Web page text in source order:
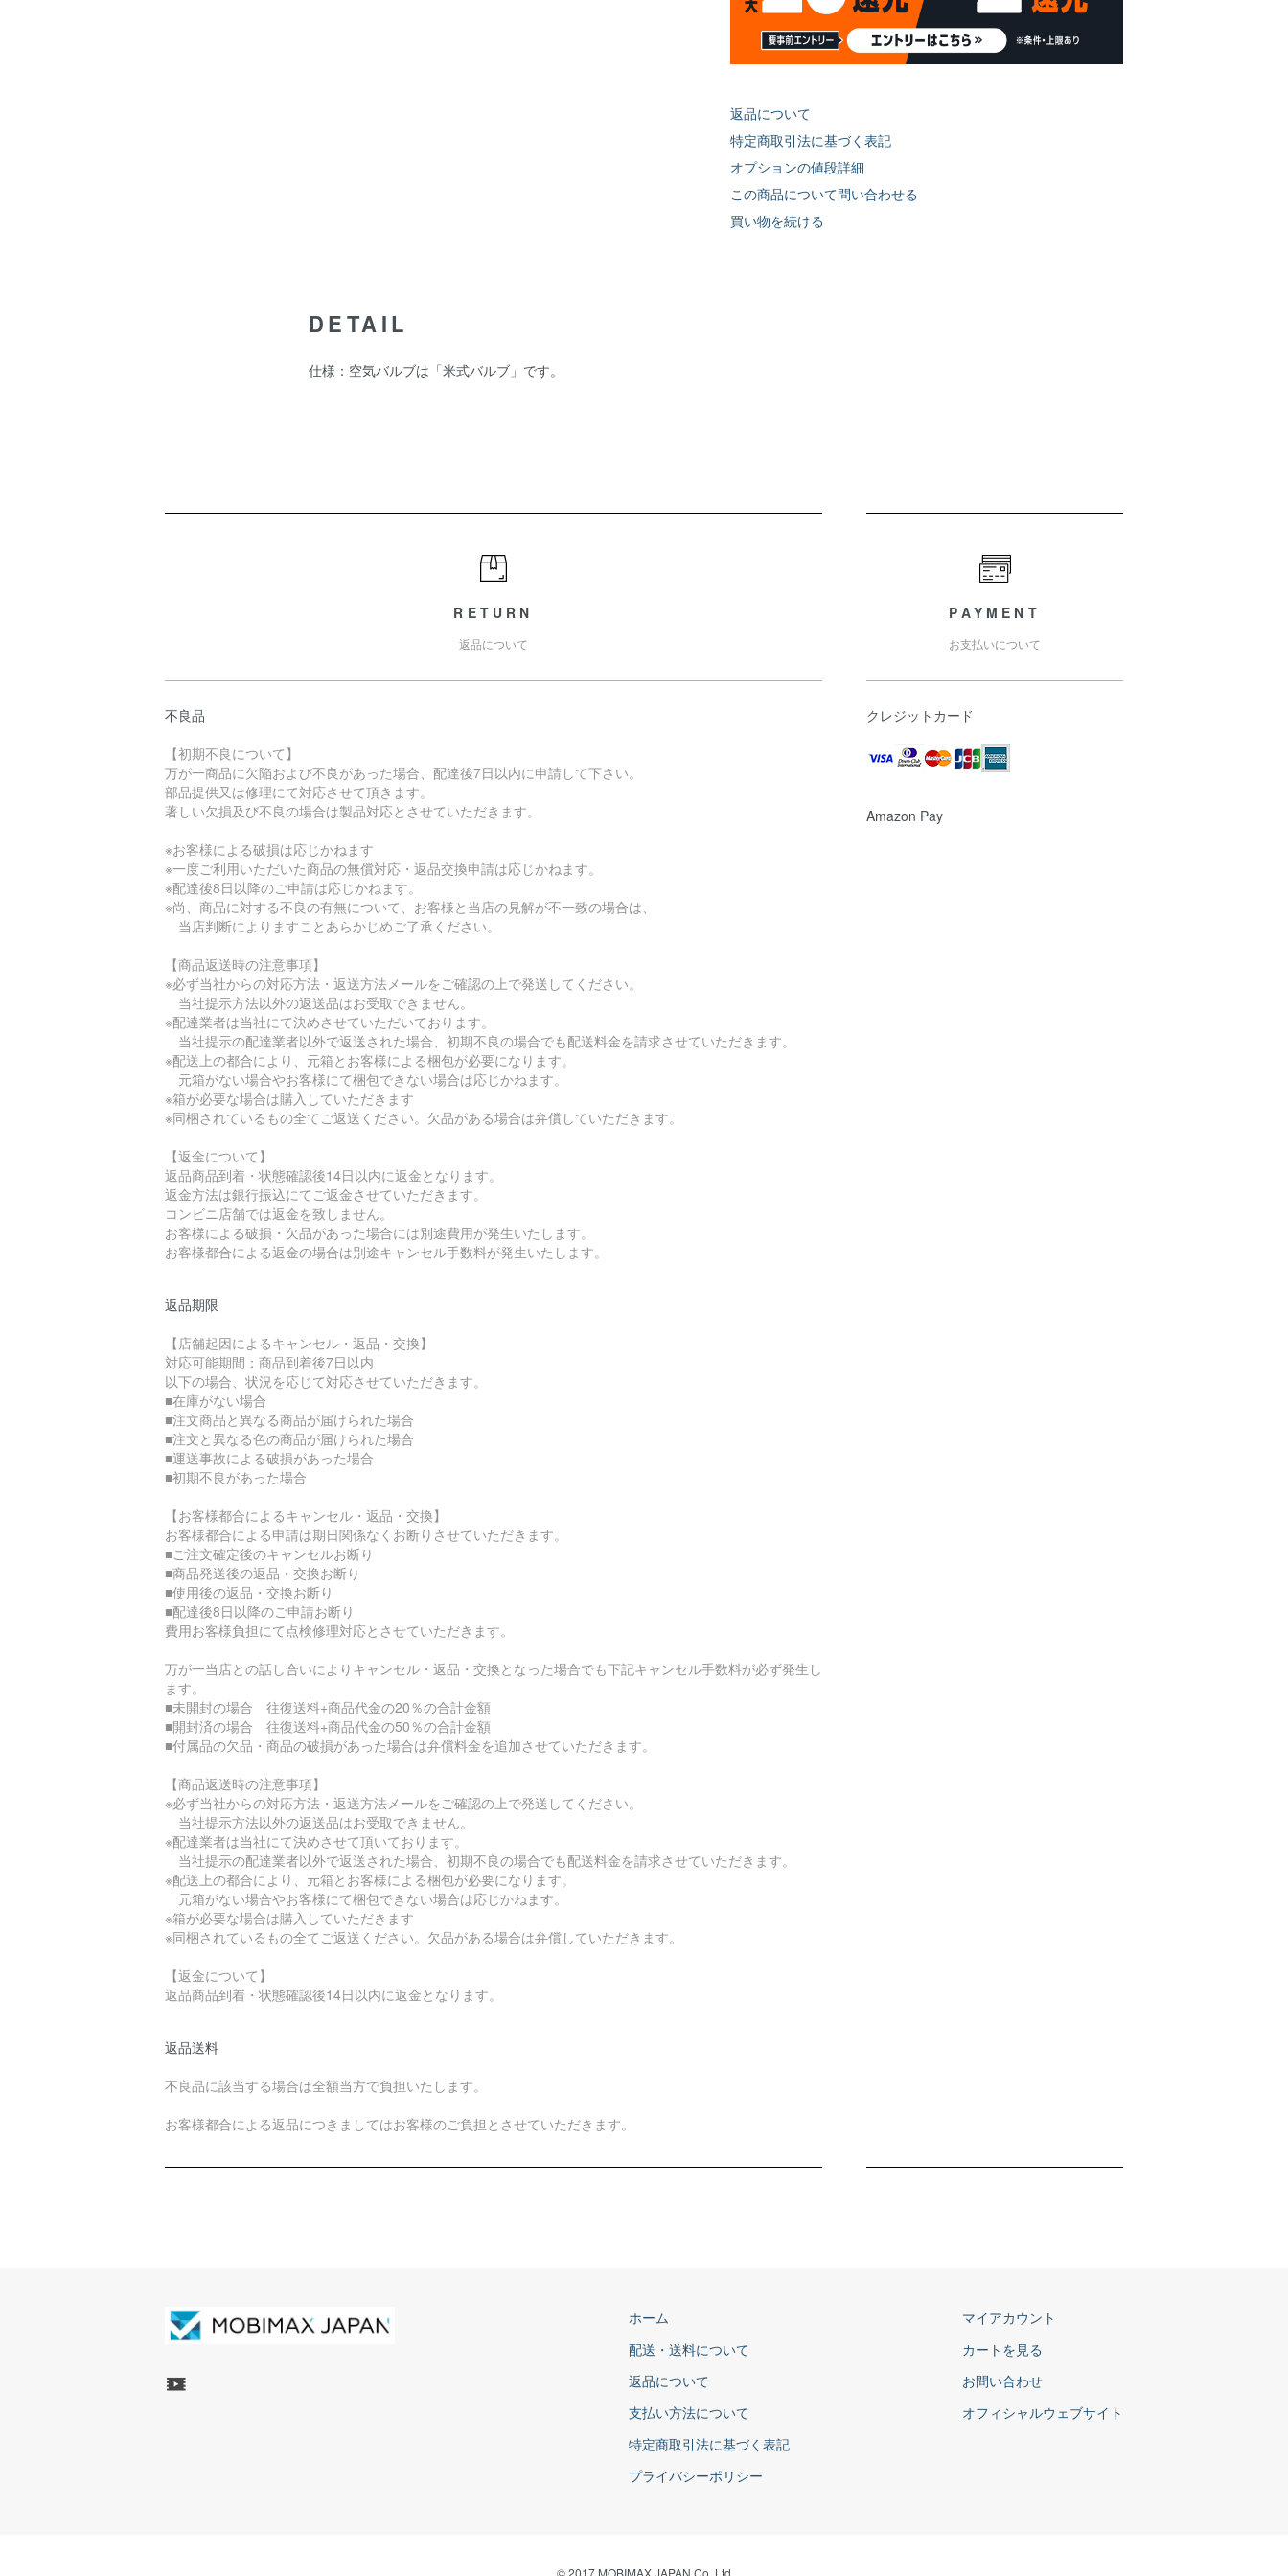
返品について
特定商取引法に基づく表記
オプションの値段詳細
この商品について問い合わせる
買い物を続ける
DETAIL
仕様：空気バルブは「米式バルブ」です。
RETURN
返品について
不良品
【初期不良について】
万が一商品に欠陥および不良があった場合、配達後7日以内に申請して下さい。
部品提供又は修理にて対応させて頂きます。
著しい欠損及び不良の場合は製品対応とさせていただきます。
※お客様による破損は応じかねます
※一度ご利用いただいた商品の無償対応・返品交換申請は応じかねます。
※配達後8日以降のご申請は応じかねます。
※尚、商品に対する不良の有無について、お客様と当店の見解が不一致の場合は、
当店判断によりますことあらかじめご了承ください。
【商品返送時の注意事項】
※必ず当社からの対応方法・返送方法メールをご確認の上で発送してください。
当社提示方法以外の返送品はお受取できません。
※配達業者は当社にて決めさせていただいております。
当社提示の配達業者以外で返送された場合、初期不良の場合でも配送料金を請求させていただきます。
※配送上の都合により、元箱とお客様による梱包が必要になります。
元箱がない場合やお客様にて梱包できない場合は応じかねます。
※箱が必要な場合は購入していただきます
※同梱されているもの全てご返送ください。欠品がある場合は弁償していただきます。
【返金について】
返品商品到着・状態確認後14日以内に返金となります。
返金方法は銀行振込にてご返金させていただきます。
コンビニ店舗では返金を致しません。
お客様による破損・欠品があった場合には別途費用が発生いたします。
お客様都合による返金の場合は別途キャンセル手数料が発生いたします。
返品期限
【店舗起因によるキャンセル・返品・交換】
対応可能期間：商品到着後7日以内
以下の場合、状況を応じて対応させていただきます。
■在庫がない場合
■注文商品と異なる商品が届けられた場合
■注文と異なる色の商品が届けられた場合
■運送事故による破損があった場合
■初期不良があった場合
【お客様都合によるキャンセル・返品・交換】
お客様都合による申請は期日関係なくお断りさせていただきます。
■ご注文確定後のキャンセルお断り
■商品発送後の返品・交換お断り
■使用後の返品・交換お断り
■配達後8日以降のご申請お断り
費用お客様負担にて点検修理対応とさせていただきます。
万が一当店との話し合いによりキャンセル・返品・交換となった場合でも下記キャンセル手数料が必ず発生し
ます。
■未開封の場合 往復送料+商品代金の20％の合計金額
■開封済の場合 往復送料+商品代金の50％の合計金額
■付属品の欠品・商品の破損があった場合は弁償料金を追加させていただきます。
【商品返送時の注意事項】
※必ず当社からの対応方法・返送方法メールをご確認の上で発送してください。
当社提示方法以外の返送品はお受取できません。
※配達業者は当社にて決めさせて頂いております。
当社提示の配達業者以外で返送された場合、初期不良の場合でも配送料金を請求させていただきます。
※配送上の都合により、元箱とお客様による梱包が必要になります。
元箱がない場合やお客様にて梱包できない場合は応じかねます。
※箱が必要な場合は購入していただきます
※同梱されているもの全てご返送ください。欠品がある場合は弁償していただきます。
【返金について】
返品商品到着・状態確認後14日以内に返金となります。
返品送料
不良品に該当する場合は全額当方で負担いたします。
お客様都合による返品につきましてはお客様のご負担とさせていただきます。
PAYMENT
お支払いについて
クレジットカード
Amazon Pay
ホーム
配送・送料について
返品について
支払い方法について
特定商取引法に基づく表記
プライバシーポリシー
マイアカウント
カートを見る
お問い合わせ
オフィシャルウェブサイト
© 2017 MOBIMAX JAPAN Co,.Ltd